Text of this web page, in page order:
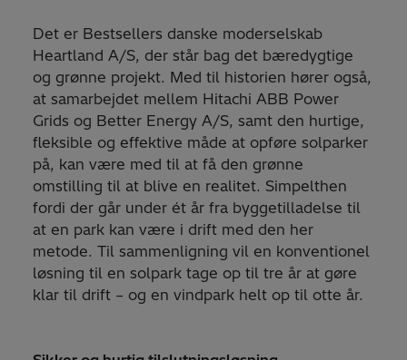
Det er Bestsellers danske moderselskab
Heartland A/S, der står bag det bæredygtige
og grønne projekt. Med til historien hører også,
at samarbejdet mellem Hitachi ABB Power
Grids og Better Energy A/S, samt den hurtige,
fleksible og effektive måde at opføre solparker
på, kan være med til at få den grønne
omstilling til at blive en realitet. Simpelthen
fordi der går under ét år fra byggetilladelse til
at en park kan være i drift med den her
metode. Til sammenligning vil en konventionel
løsning til en solpark tage op til tre år at gøre
klar til drift – og en vindpark helt op til otte år.